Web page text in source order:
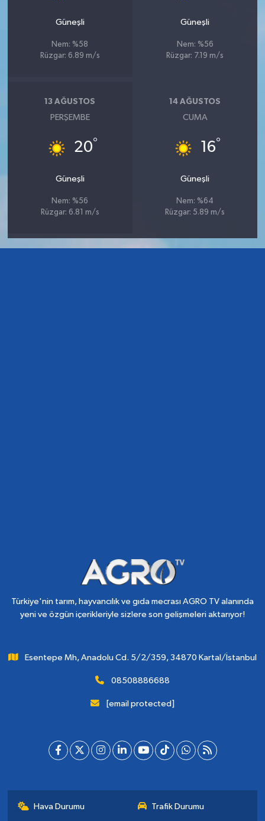
Güneşli
Nem: %58
Rüzgar: 6.89 m/s
Güneşli
Nem: %56
Rüzgar: 7.19 m/s
13 AĞUSTOS
PERŞEMBE
20°
Güneşli
Nem: %56
Rüzgar: 6.81 m/s
14 AĞUSTOS
CUMA
16°
Güneşli
Nem: %64
Rüzgar: 5.89 m/s
Türkiye'nin tarım, hayvancılık ve gıda mecrası AGRO TV alanında
yeni ve özgün içerikleriyle sizlere son gelişmeleri aktarıyor!
Esentepe Mh, Anadolu Cd. 5/2/359, 34870 Kartal/İstanbul
08508886688
[email protected]
Hava Durumu Trafik Durumu